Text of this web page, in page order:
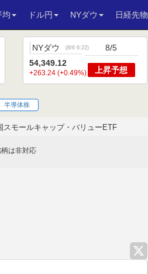
均 ドル円 NYダウ 日経先物
NYダウ (8/6 6:22)
54,349.12
+263.24 (+0.49%)
8/5
上昇予想
半導体株
スモールキャップ・バリューETF
は非対応